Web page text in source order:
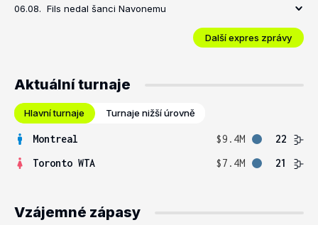
06.08. Fils nedal šanci Navonemu
Další expres zprávy
Aktuální turnaje
Hlavní turnaje Turnaje nižší úrovně
Montreal $9.4M
22
Toronto WTA
$7.4M 21
Vzájemné zápasy